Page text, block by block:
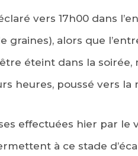
vers 17h00 dans
graines), alors que
éteint dans la soirée,
heures, poussé vers
effectuées hier par
à ce stade